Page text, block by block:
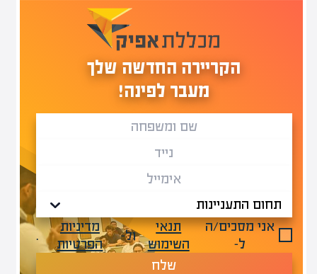
הקריירה החדשה שלך
מעבר לפינה!
אני מסכים/ה
ל-
תנאי
השימוש
ול-
מדיניות
הפרטיות
.
שלח